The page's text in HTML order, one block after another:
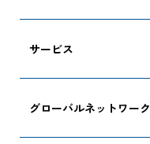
サービス
グローバルネットワーク